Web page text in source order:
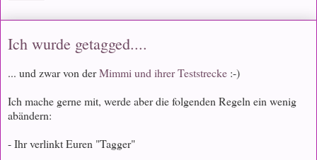
Ich wurde getagged....
... und zwar von derMimmi und ihrer Teststrecke :-)
Ich mache gerne mit, werde aber die folgenden Regeln ein wenig
abändern:
- Ihr verlinkt Euren "Tagger"